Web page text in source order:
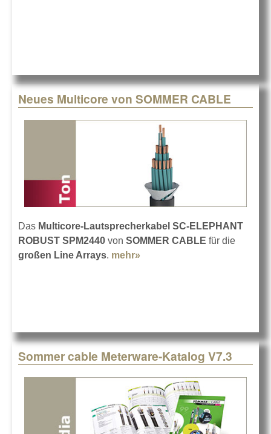
Neues Multicore von SOMMER CABLE
Das Multicore-Lautsprecherkabel SC-ELEPHANT
ROBUST SPM2440 von SOMMER CABLE für die
großen Line Arrays. mehr»
Sommer cable Meterware-Katalog V7.3